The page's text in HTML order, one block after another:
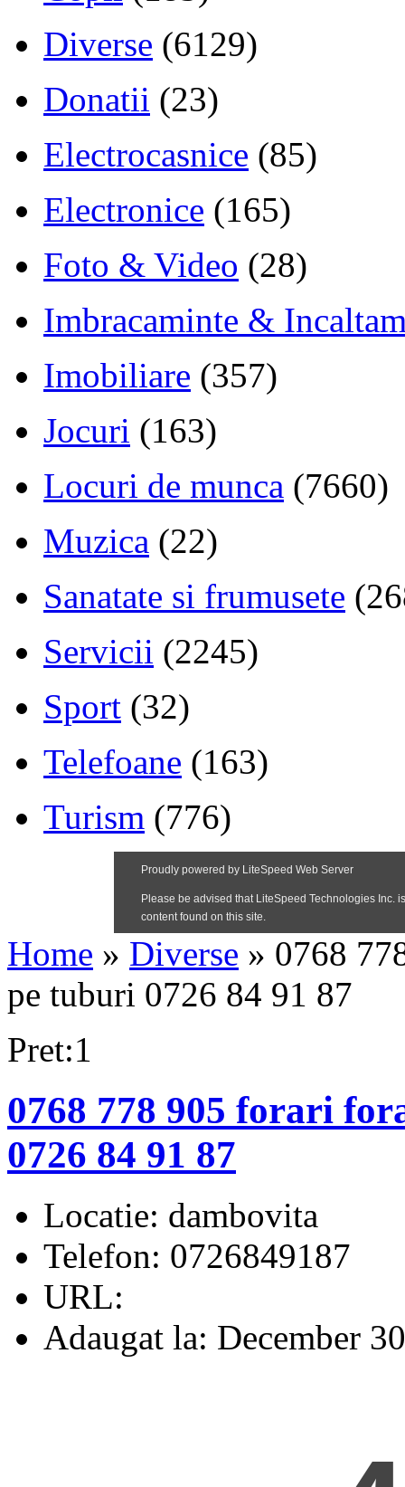
Diverse (6129)
Donatii (23)
Electrocasnice (85)
Electronice (165)
Foto & Video (28)
Imbracaminte &
Imobiliare (357)
Jocuri (163)
Locuri de munca (7660)
Muzica (22)
Sanatate si frumusete
Servicii (2245)
Sport (32)
Telefoane (163)
Turism (776)
Home » Diverse » 0768
pe tuburi 0726 84 91 87
Pret:1
0768 778 905 forari
0726 84 91 87
Locatie: dambovita
Telefon: 0726849187
URL:
Adaugat la: December